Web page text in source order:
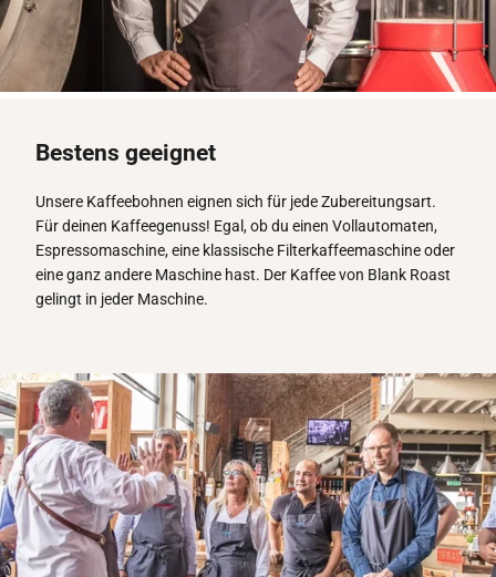
Bestens geeignet
Unsere Kaffeebohnen eignen sich für jede Zubereitungsart.
Für deinen Kaffeegenuss! Egal, ob du einen Vollautomaten,
Espressomaschine, eine klassische Filterkaffeemaschine oder
eine ganz andere Maschine hast. Der Kaffee von Blank Roast
gelingt in jeder Maschine.